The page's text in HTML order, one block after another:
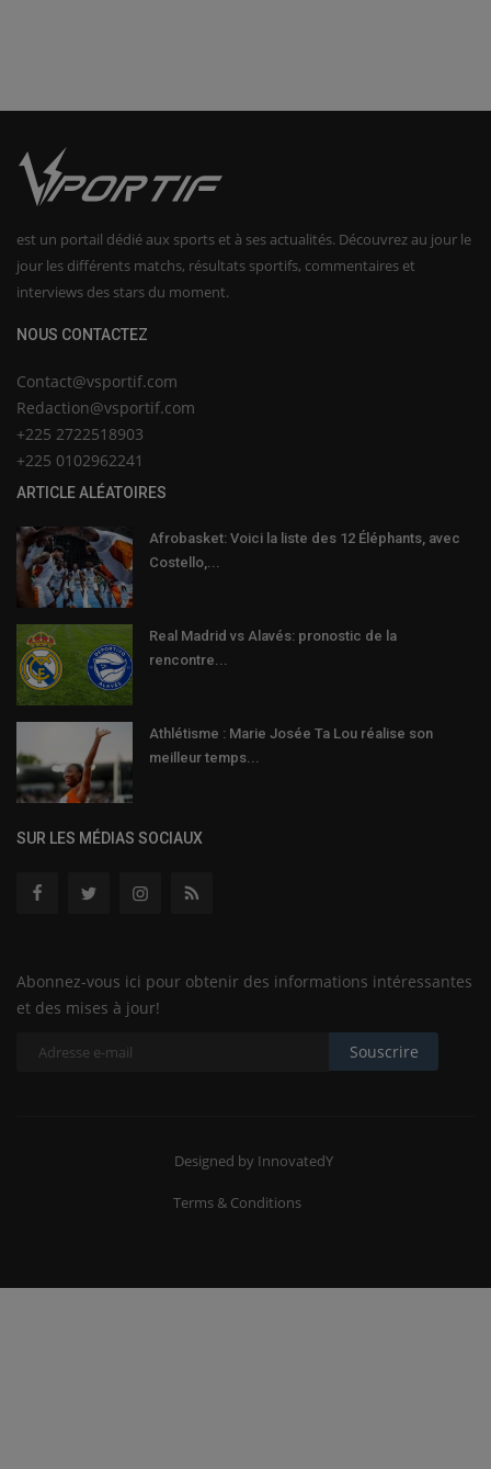
est un portail dédié aux sports et à ses actualités. Découvrez au jour le
jour les différents matchs, résultats sportifs, commentaires et
interviews des stars du moment.
NOUS CONTACTEZ
Contact@vsportif.com
Redaction@vsportif.com
+225 2722518903
+225 0102962241
ARTICLE ALÉATOIRES
Afrobasket: Voici la liste des 12 Éléphants, avec
Costello,...
Real Madrid vs Alavés: pronostic de la
rencontre...
Athlétisme : Marie Josée Ta Lou réalise son
meilleur temps...
SUR LES MÉDIAS SOCIAUX
Abonnez-vous ici pour obtenir des informations intéressantes
et des mises à jour!
Souscrire
Designed by InnovatedY
Terms & Conditions